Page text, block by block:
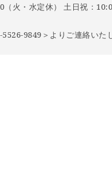
火・水定休） 土日祝：
9849＞より ご連絡いた